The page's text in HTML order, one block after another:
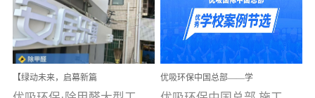
权，获得高新技术企业称
号。生产优势自主生产自
给自足，优吸公司于2015
在广州番禺区成功建立产
【绿动未来，启幕新篇
章】优吸环保中标深圳安
优吸环保中国总部——学
校施工案例(节选)